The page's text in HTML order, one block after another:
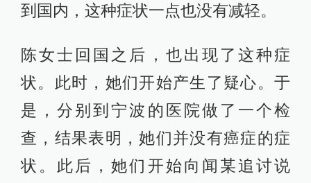
到国内，这种症状一点也没有减轻。
陈女士回国之后，也出现了这种症
状。此时，她们开始产生了疑心。于
是，分别到宁波的医院做了一个检
查，结果表明，她们并没有癌症的症
状。此后，她们开始向闻某追讨说